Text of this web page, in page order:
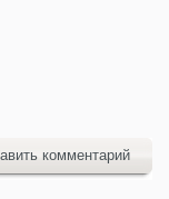
комментарий